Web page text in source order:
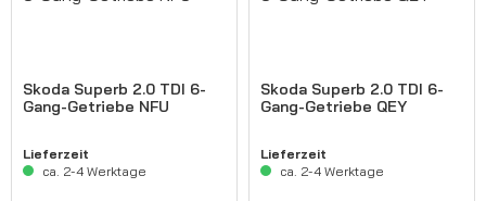
Skoda Superb 2.0 TDI 6-
Gang-Getriebe NFU
Lieferzeit
ca. 2-4 Werktage
Skoda Superb 2.0 TDI 6-
Gang-Getriebe QEY
Lieferzeit
ca. 2-4 Werktage